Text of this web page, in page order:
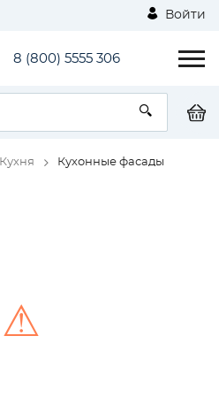
Войти
8 (800) 5555 306
Кухня Кухонные фасады
⚠